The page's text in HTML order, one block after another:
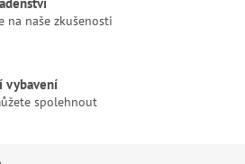
na naše zkušenosti
vybavení
spolehnout